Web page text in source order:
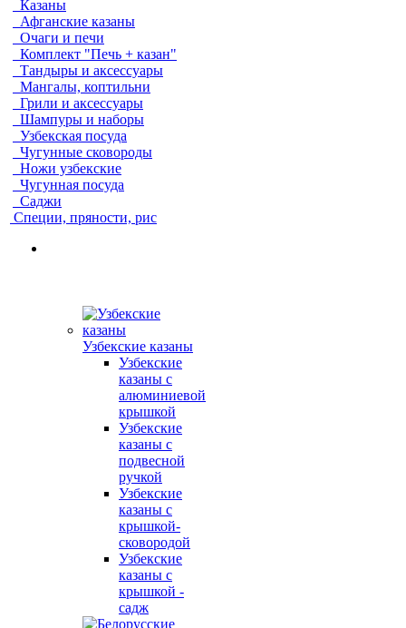
Казаны
Афганские казаны
Очаги и печи
Комплект "Печь + казан"
Тандыры и аксессуары
Мангалы, коптильни
Грили и аксессуары
Шампуры и наборы
Узбекская посуда
Чугунные сковороды
Ножи узбекские
Чугунная посуда
Саджи
Специи, пряности, рис
Узбекские казаны
Узбекские
казаны с
алюминиевой
крышкой
Узбекские
казаны с
подвесной
ручкой
Узбекские
казаны с
крышкой-
сковородой
Узбекские
казаны с
крышкой -
садж